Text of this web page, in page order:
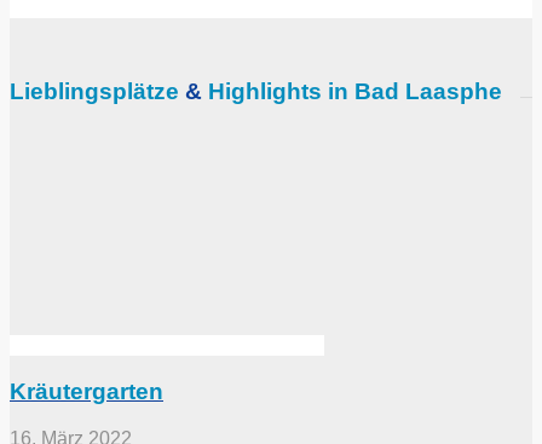
Lieblingsplätze & Highlights in Bad Laasphe
Kräutergarten
16. März 2022